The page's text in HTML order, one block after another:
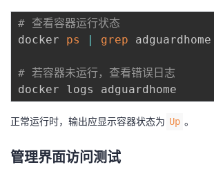
# 查看容器运行状态
docker ps | grep adguardhome
# 若容器未运行，查看错误日志
正常运行时，输出应显示容器状态为 Up 。
管理界面访问测试